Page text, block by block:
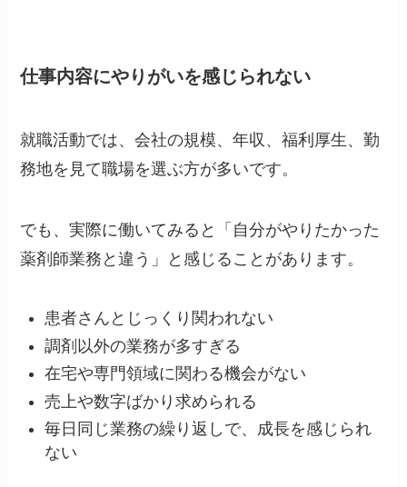
仕事内容にやりがいを感じられない
就職活動では、会社の規模、年収、福利厚生、勤
務地を見て職場を選ぶ方が多いです。
でも、実際に働いてみると「自分がやりたかった
薬剤師業務と違う」と感じることがあります。
患者さんとじっくり関われない
調剤以外の業務が多すぎる
在宅や専門領域に関わる機会がない
売上や数字ばかり求められる
毎日同じ業務の繰り返しで、成長を感じられ
ない